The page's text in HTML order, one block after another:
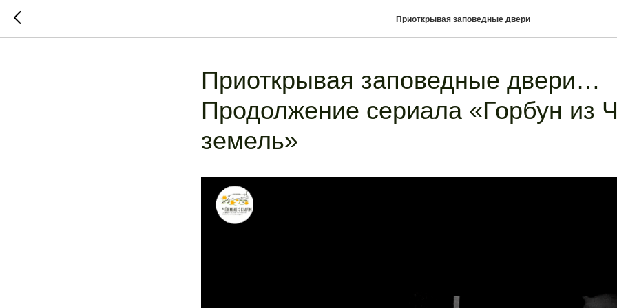
Приоткрывая заповедные двери
Приоткрывая заповедные двери…
Продолжение сериала «Горбун из
земель»